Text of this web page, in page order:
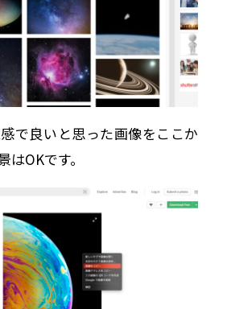
で良いと思った画像をここか
はOKです。